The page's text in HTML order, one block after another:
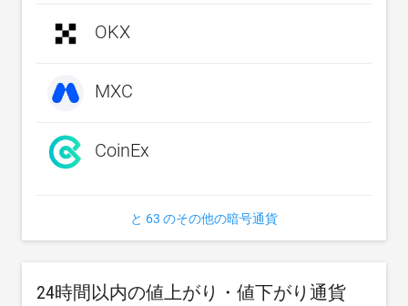
OKX
MXC
CoinEx
と 63 のその他の暗号通貨
24時間以内の値上がり・値下がり通貨